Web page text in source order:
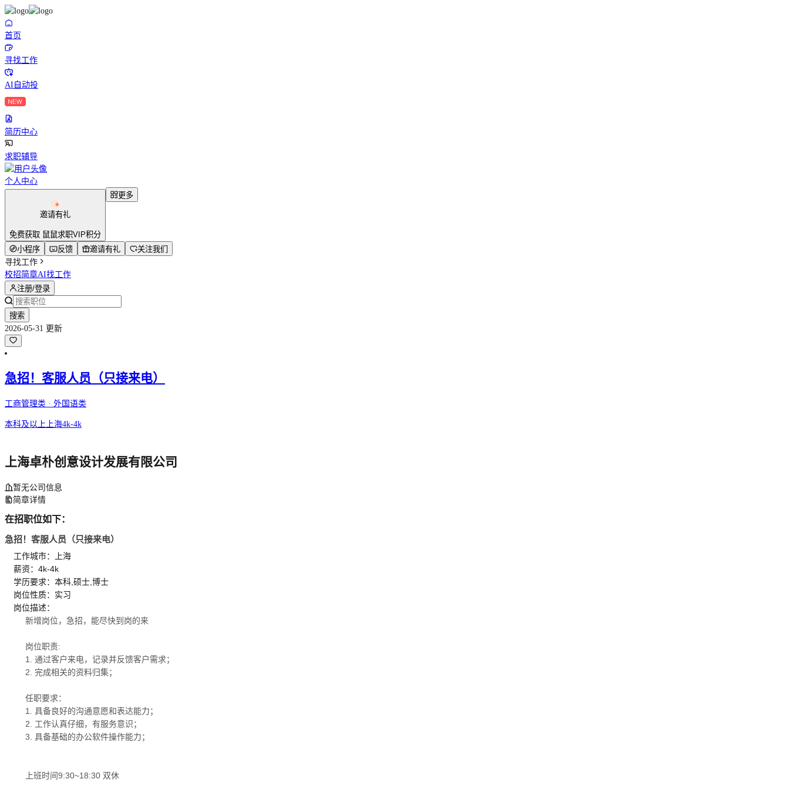
首页
寻找工作
AI自动投
简历中心
求职辅导
个人中心
邀请有礼
免费获取 鼠鼠求职VIP积分
更多
小程序 反馈 邀请有礼
关注我们
寻找工作
校招简章AI找工作
注册/登录
搜索
2026-05-31 更新
急招！客服人员（只接来电）
工商管理类 · 外国语类
本科及以上 上海4k-4k
上海卓朴创意设计发展有限公司
暂无公司信息
简章详情
在招职位如下：
急招！客服人员（只接来电）
工作城市：上海
薪资：4k-4k
学历要求：本科,硕士,博士
岗位性质：实习
岗位描述：
新增岗位，急招，能尽快到岗的来
岗位职责:
1. 通过客户来电，记录并反馈客户需求；
2. 完成相关的资料归集；
任职要求：
1. 具备良好的沟通意愿和表达能力；
2. 工作认真仔细，有服务意识；
3. 具备基础的办公软件操作能力；
上班时间9:30~18:30 双休